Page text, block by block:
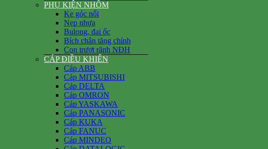
PHỤ KIỆN NHÔM
Ke góc nổi
Nẹp nhựa
Bulong, đai ốc
Bích chân tăng chỉnh
Con trượt rãnh NĐH
CÁP ĐIỀU KHIỂN
Cáp ABB
Cáp MITSUBISHI
Cáp DELTA
Cáp OMRON
Cáp YASKAWA
Cáp PANASONIC
Cáp KUKA
Cáp FANUC
Cáp MINDEO